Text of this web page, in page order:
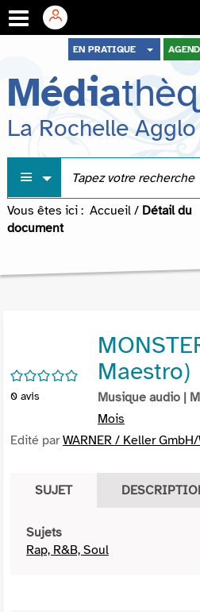
menu
contenu
recherche
EN PRATIQUE
Média
La Rochelle Agglo
Vous êtes ici : Accueil / Détail du
document
/5
0 avis
Maestro)
Musique audio |
Mois
Edité parWARNER / Keller
SUJET
Sujets
Rap, R&B, Soul